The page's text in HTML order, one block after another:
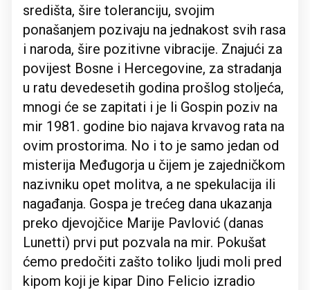
središta, šire toleranciju, svojim
ponašanjem pozivaju na jednakost svih rasa
i naroda, šire pozitivne vibracije. Znajući za
povijest Bosne i Hercegovine, za stradanja
u ratu devedesetih godina prošlog stoljeća,
mnogi će se zapitati i je li Gospin poziv na
mir 1981. godine bio najava krvavog rata na
ovim prostorima. No i to je samo jedan od
misterija Međugorja u čijem je zajedničkom
nazivniku opet molitva, a ne spekulacija ili
nagađanja. Gospa je trećeg dana ukazanja
preko djevojčice Marije Pavlović (danas
Lunetti) prvi put pozvala na mir. Pokušat
ćemo predočiti zašto toliko ljudi moli pred
kipom koji je kipar Dino Felicio izradio